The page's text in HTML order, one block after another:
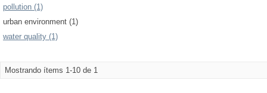
pollution (1)
urban environment (1)
water quality (1)
Mostrando ítems 1-10 de 1